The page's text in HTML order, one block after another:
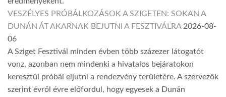
VESZÉLYES PRÓBÁLKOZÁSOK A SZIGETEN: SOKAN A
DUNÁN ÁT AKARNAK BEJUTNI A FESZTIVÁLRA 2026-08-
06
A Sziget Fesztivál minden évben több százezer látogatót
vonz, azonban nem mindenki a hivatalos bejáratokon
keresztül próbál eljutni a rendezvény területére. A szervezők
szerint évről évre előfordul, hogy egyesek a Dunán